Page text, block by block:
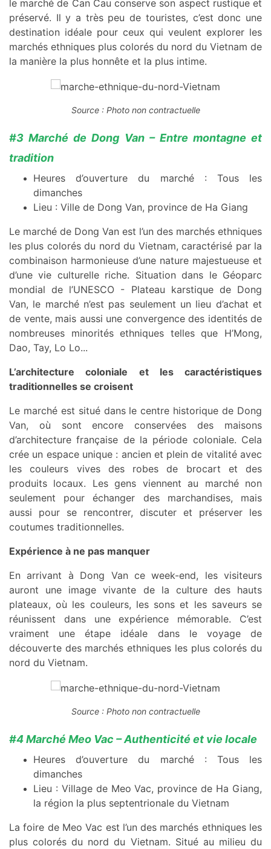
le marché de Can Cau conserve son aspect rustique et
préservé. Il y a très peu de touristes, c’est donc une
destination idéale pour ceux qui veulent explorer les
marchés ethniques plus colorés du nord du Vietnam de
la manière la plus honnête et la plus intime.
Source : Photo non contractuelle
#3 Marché de Dong Van – Entre montagne et
tradition
Heures d’ouverture du marché : Tous les
dimanches
Lieu : Ville de Dong Van, province de Ha Giang
Le marché de Dong Van est l’un des marchés ethniques
les plus colorés du nord du Vietnam, caractérisé par la
combinaison harmonieuse d’une nature majestueuse et
d’une vie culturelle riche. Situation dans le Géoparc
mondial de l’UNESCO - Plateau karstique de Dong
Van, le marché n’est pas seulement un lieu d’achat et
de vente, mais aussi une convergence des identités de
nombreuses minorités ethniques telles que H’Mong,
Dao, Tay, Lo Lo...
L’architecture coloniale et les caractéristiques
traditionnelles se croisent
Le marché est situé dans le centre historique de Dong
Van, où sont encore conservées des maisons
d’architecture française de la période coloniale. Cela
crée un espace unique : ancien et plein de vitalité avec
les couleurs vives des robes de brocart et des
produits locaux. Les gens viennent au marché non
seulement pour échanger des marchandises, mais
aussi pour se rencontrer, discuter et préserver les
coutumes traditionnelles.
Expérience à ne pas manquer
En arrivant à Dong Van ce week-end, les visiteurs
auront une image vivante de la culture des hauts
plateaux, où les couleurs, les sons et les saveurs se
réunissent dans une expérience mémorable. C’est
vraiment une étape idéale dans le voyage de
découverte des marchés ethniques les plus colorés du
nord du Vietnam.
Source : Photo non contractuelle
#4 Marché Meo Vac – Authenticité et vie locale
Heures d’ouverture du marché : Tous les
dimanches
Lieu : Village de Meo Vac, province de Ha Giang,
la région la plus septentrionale du Vietnam
La foire de Meo Vac est l’un des marchés ethniques les
plus colorés du nord du Vietnam. Situé au milieu du